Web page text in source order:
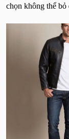
chọn không thể bỏ